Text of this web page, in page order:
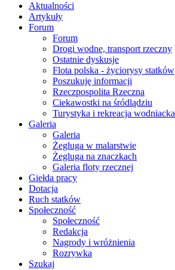
Aktualności
Artykuły
Forum
Forum
Drogi wodne, transport rzeczny
Ostatnie dyskusje
Flota polska - życiorysy statków
Poszukuję informacji
Rzeczpospolita Rzeczna
Ciekawostki na śródlądziu
Turystyka i rekreacja wodniacka
Galeria
Galeria
Żegluga w malarstwie
Żegluga na znaczkach
Galeria floty rzecznej
Giełda pracy
Dotacja
Ruch statków
Społeczność
Społeczność
Redakcja
Nagrody i wróżnienia
Rozrywka
Szukaj